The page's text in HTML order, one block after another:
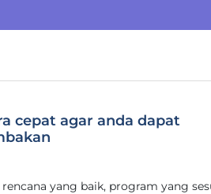
cepat agar anda dapat
yang baik, program yang